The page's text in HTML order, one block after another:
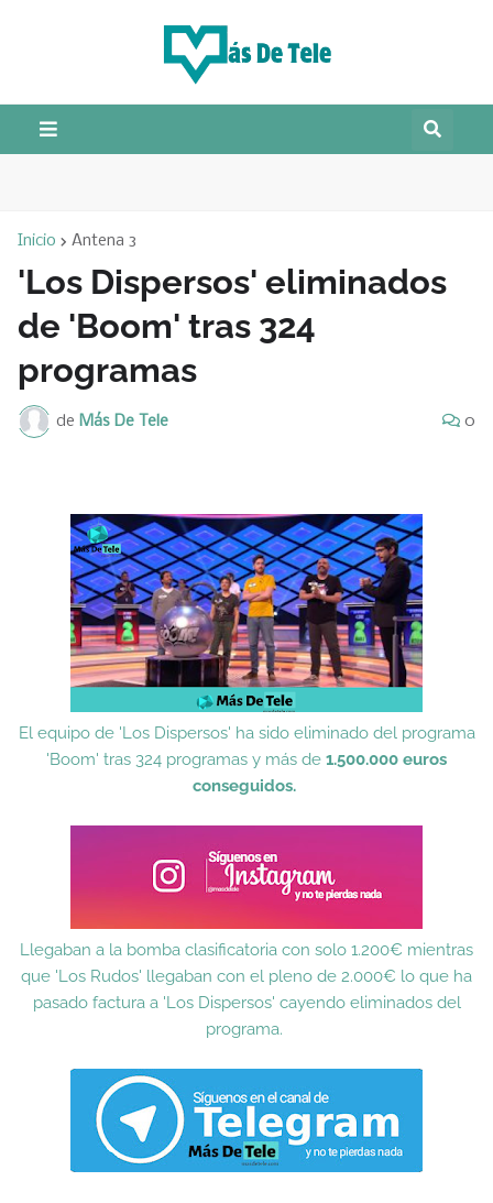
Inicio Antena 3
'Los Dispersos' eliminados
de 'Boom' tras 324
programas
de Más De Tele 0
El equipo de 'Los Dispersos' ha sido eliminado del programa
'Boom' tras 324 programas y más de 1.500.000 euros
conseguidos.
Llegaban a la bomba clasificatoria con solo 1.200€ mientras
que 'Los Rudos' llegaban con el pleno de 2.000€ lo que ha
pasado factura a 'Los Dispersos' cayendo eliminados del
programa.